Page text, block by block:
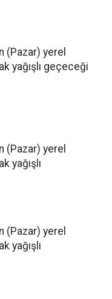
(Pazar) yerel
yağışlı geçeceği
(Pazar) yerel
yağışlı
(Pazar) yerel
yağışlı